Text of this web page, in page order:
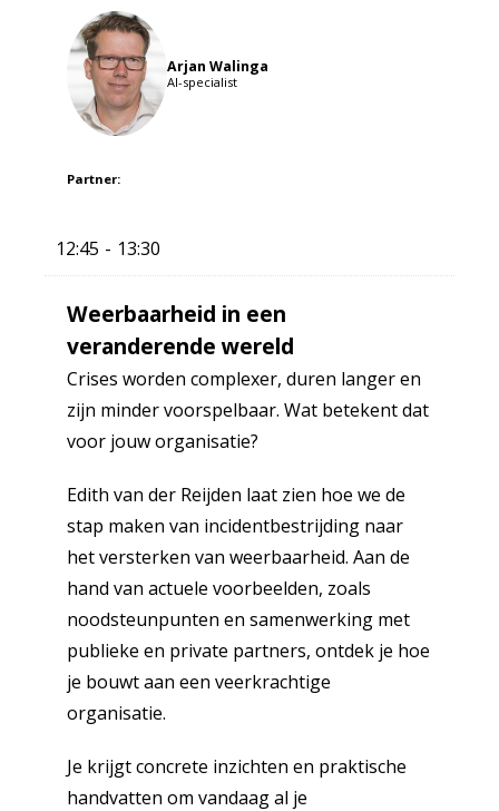
Arjan Walinga
AI-specialist
Partner:
12:45 13:30
Weerbaarheid in een
veranderende wereld
Crises worden complexer, duren langer en
zijn minder voorspelbaar. Wat betekent dat
voor jouw organisatie?
Edith van der Reijden laat zien hoe we de
stap maken van incidentbestrijding naar
het versterken van weerbaarheid. Aan de
hand van actuele voorbeelden, zoals
noodsteunpunten en samenwerking met
publieke en private partners, ontdek je hoe
je bouwt aan een veerkrachtige
organisatie.
Je krijgt concrete inzichten en praktische
handvatten om vandaag al je